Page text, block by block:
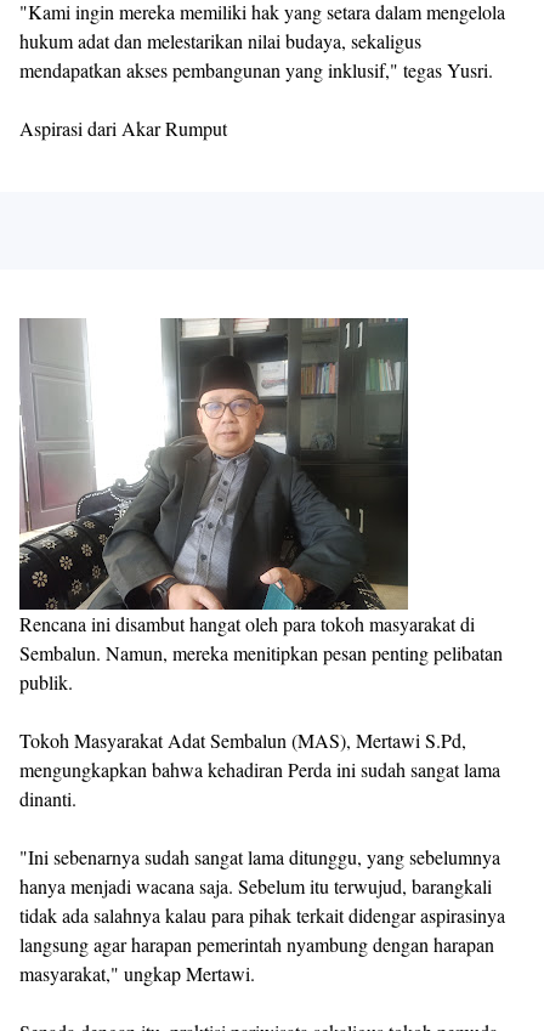
"Kami ingin mereka memiliki hak yang setara dalam mengelola
hukum adat dan melestarikan nilai budaya, sekaligus
mendapatkan akses pembangunan yang inklusif," tegas Yusri.
Aspirasi dari Akar Rumput
Rencana ini disambut hangat oleh para tokoh masyarakat di
Sembalun. Namun, mereka menitipkan pesan penting pelibatan
publik.
Tokoh Masyarakat Adat Sembalun (MAS), Mertawi S.Pd,
mengungkapkan bahwa kehadiran Perda ini sudah sangat lama
dinanti.
"Ini sebenarnya sudah sangat lama ditunggu, yang sebelumnya
hanya menjadi wacana saja. Sebelum itu terwujud, barangkali
tidak ada salahnya kalau para pihak terkait didengar aspirasinya
langsung agar harapan pemerintah nyambung dengan harapan
masyarakat," ungkap Mertawi.